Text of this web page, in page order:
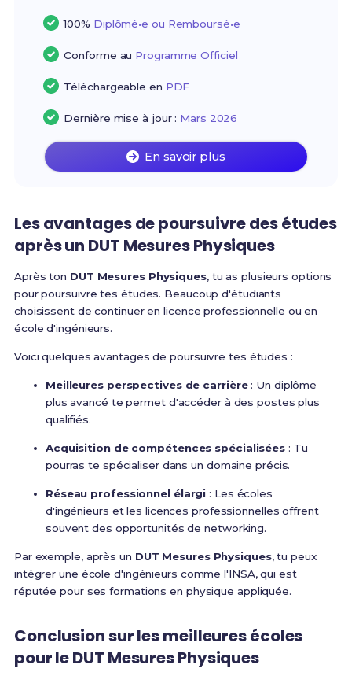
100% Diplômé•e ou Remboursé•e
Conforme au Programme Officiel
Téléchargeable en PDF
Dernière mise à jour : Mars 2026
En savoir plus
Les avantages de poursuivre des études
après un DUT Mesures Physiques
Après ton DUT Mesures Physiques, tu as plusieurs options
pour poursuivre tes études. Beaucoup d'étudiants
choisissent de continuer en licence professionnelle ou en
école d'ingénieurs.
Voici quelques avantages de poursuivre tes études :
Meilleures perspectives de carrière: Un diplôme
plus avancé te permet d'accéder à des postes plus
qualifiés.
Acquisition de compétences spécialisées : Tu
pourras te spécialiser dans un domaine précis.
Réseau professionnel élargi : Les écoles
d'ingénieurs et les licences professionnelles offrent
souvent des opportunités de networking.
Par exemple, après un DUT Mesures Physiques, tu peux
intégrer une école d'ingénieurs comme l'INSA, qui est
réputée pour ses formations en physique appliquée.
Conclusion sur les meilleures écoles
pour le DUT Mesures Physiques